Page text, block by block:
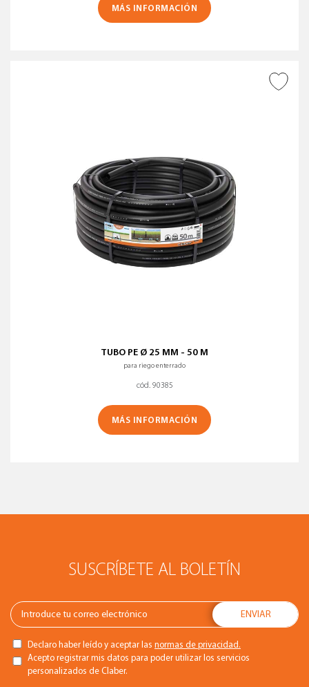
MÁS INFORMACIÓN
TUBO PE Ø 25 MM - 50 M
para riego enterrado
cód. 90385
MÁS INFORMACIÓN
SUSCRÍBETE AL BOLETÍN
Declaro haber leído y aceptar las normas de privacidad.
Acepto registrar mis datos para poder utilizar los servicios
personalizados de Claber.